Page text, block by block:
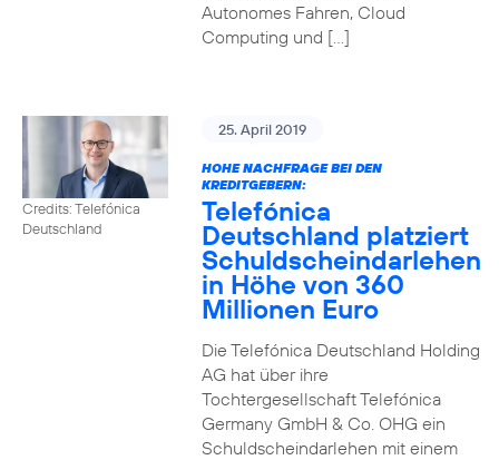
Autonomes Fahren, Cloud
Computing und […]
Credits: Telefónica
Deutschland
25. April 2019
HOHE NACHFRAGE BEI DEN
KREDITGEBERN:
Telefónica
Deutschland platziert
Schuldscheindarlehen
in Höhe von 360
Millionen Euro
Die Telefónica Deutschland Holding
AG hat über ihre
Tochtergesellschaft Telefónica
Germany GmbH & Co. OHG ein
Schuldscheindarlehen mit einem